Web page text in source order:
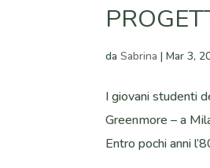
daSabrina |Mar 3,
I giovani studenti
Greenmore – a
Entro pochi anni